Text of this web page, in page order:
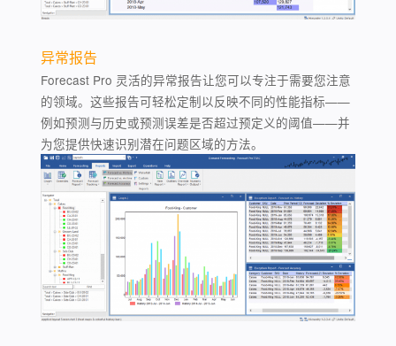
异常报告
Forecast Pro 灵活的异常报告让您可以专注于需要您注意
的领域。这些报告可轻松定制以反映不同的性能指标——
例如预测与历史或预测误差是否超过预定义的阈值——并
为您提供快速识别潜在问题区域的方法。